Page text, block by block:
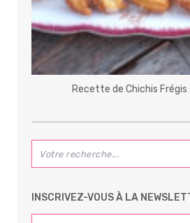
Recette de Chichis
INSCRIVEZ-VOUS À LA